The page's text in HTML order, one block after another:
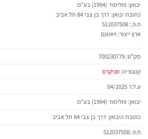
יבואן: פולימוד (1994) בע"מ
כתובת יבואן: דרך בן צבי 84 תל אביב
ח.פ.: 512037508
ארץ ייצור: ויאטנם
מק"ט: 700230779
קטגוריה: סניקרס
ע.ל.ר 04/2025
יבואן: פולימוד (1994) בע"מ
כתובת היבואן: דרך בן צבי 84 תל אביב
ח.פ.:512037508